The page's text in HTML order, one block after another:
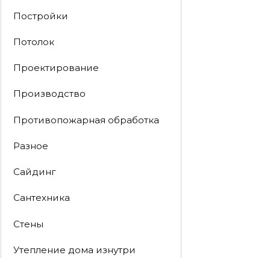
Постройки
Потолок
Проектирование
Производство
Противопожарная обработка
Разное
Сайдинг
Сантехника
Стены
Утепление дома изнутри